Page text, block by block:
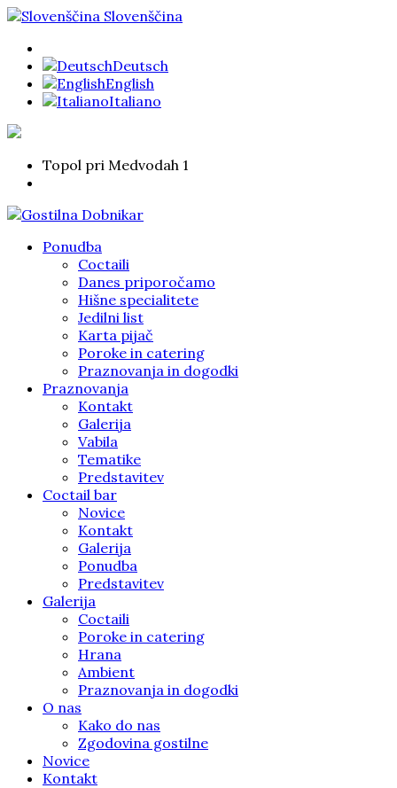
Slovenščina
Deutsch
English
Italiano
Topol pri Medvodah 1
Ponudba
Coctaili
Danes priporočamo
Hišne specialitete
Jedilni list
Karta pijač
Poroke in catering
Praznovanja in dogodki
Praznovanja
Kontakt
Galerija
Vabila
Tematike
Predstavitev
Coctail bar
Novice
Kontakt
Galerija
Ponudba
Predstavitev
Galerija
Coctaili
Poroke in catering
Hrana
Ambient
Praznovanja in dogodki
O nas
Kako do nas
Zgodovina gostilne
Novice
Kontakt